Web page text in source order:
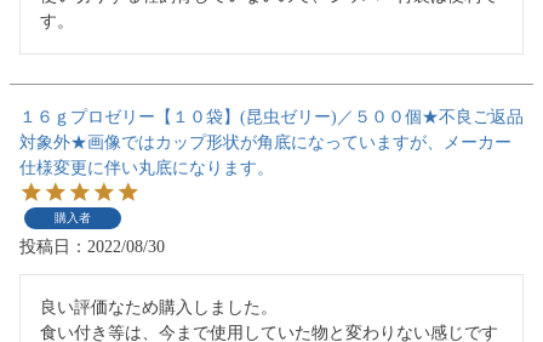
す。
１６ｇプロゼリー【１０袋】(昆虫ゼリー)／５００個★不良ご返品
対象外★画像ではカップ形状が角底になっていますが、メーカー
仕様変更に伴い丸底になります。
購入者
投稿日 2022/08/30
良い評価なため購入しました。
食い付き等は、今まで使用していた物と変わりない感じです